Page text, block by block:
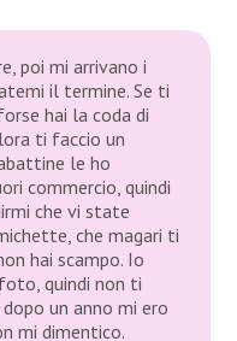
poi mi arrivano i
il termine. Se ti
hai la coda di
ti faccio un
le ho
commercio, quindi
che vi state
che magari ti
hai scampo. Io
quindi non ti
un anno mi ero
mi dimentico.